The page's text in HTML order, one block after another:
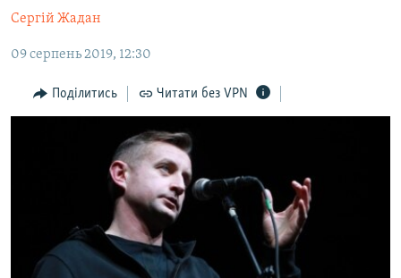
основної
навігації
Перейти
пошуку
БЛОГИ
ПОГЛЯД
ІНТЕРВ'Ю
СПЕЦПРОЕКТИ
ВІДЕОУРОКИ «ELIFBE»
СВІДЧЕННЯ ОКУПАЦІЇ
ЯК ОБІЙТИ БЛОКУВАННЯ
Русский
Qırımtatar
Сергій Жадан
09 серпень 2019, 12:30
Поділитись Читати без VPN